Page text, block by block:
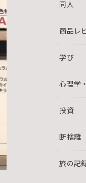
同人
商品レ
学び
心理学
投資
断捨離
旅の記